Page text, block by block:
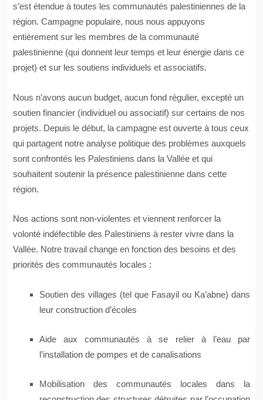
s’est étendue à toutes les communautés palestiniennes de la
région. Campagne populaire, nous nous appuyons
entièrement sur les membres de la communauté
palestinienne (qui donnent leur temps et leur énergie dans ce
projet) et sur les soutiens individuels et associatifs.
Nous n’avons aucun budget, aucun fond régulier, excepté un
soutien financier (individuel ou associatif) sur certains de nos
projets. Depuis le début, la campagne est ouverte à tous ceux
qui partagent notre analyse politique des problèmes auxquels
sont confrontés les Palestiniens dans la Vallée et qui
souhaitent soutenir la présence palestinienne dans cette
région.
Nos actions sont non-violentes et viennent renforcer la
volonté indéfectible des Palestiniens à rester vivre dans la
Vallée. Notre travail change en fonction des besoins et des
priorités des communautés locales :
Soutien des villages (tel que Fasayil ou Ka’abne) dans
leur construction d’écoles
Aide aux communautés à se relier à l’eau par
l’installation de pompes et de canalisations
Mobilisation des communautés locales dans la